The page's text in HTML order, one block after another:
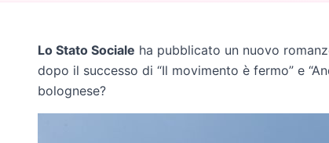
Lo Stato Sociale ha pubblicato un nuovo
dopo il successo di “Il movimento è fermo” e
bolognese?